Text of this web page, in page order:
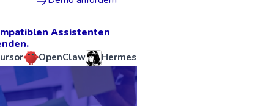
Assistenten
OpenClaw Hermes